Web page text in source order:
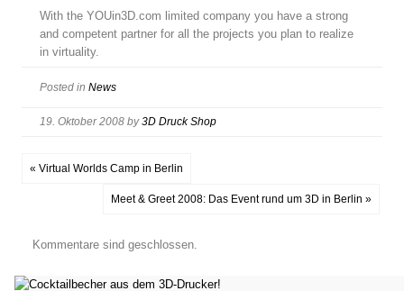
With the YOUin3D.com limited company you have a strong
and competent partner for all the projects you plan to realize
in virtuality.
Posted in News
19. Oktober 2008 by3D Druck Shop
« Virtual Worlds Camp in Berlin
Meet & Greet 2008: Das Event rund um 3D in Berlin »
Kommentare sind geschlossen.